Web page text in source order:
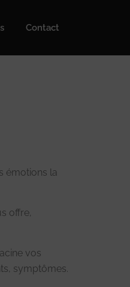
Contact
émotions la
offre,
vos
symptômes.